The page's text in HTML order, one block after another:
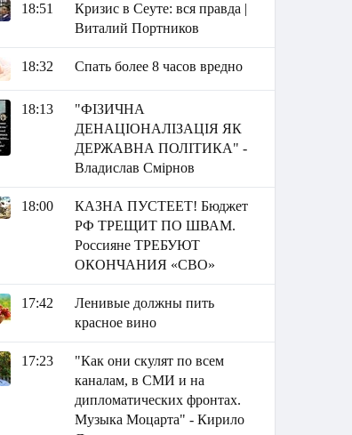
18:51
Кризис в Сеуте: вся правда |
Виталий Портников
18:32 Спать более 8 часов вредно
18:13
"ФІЗИЧНА
ДЕНАЦІОНАЛІЗАЦІЯ ЯК
ДЕРЖАВНА ПОЛІТИКА" -
Владислав Смірнов
18:00
КАЗНА ПУСТЕЕТ! Бюджет
РФ ТРЕЩИТ ПО ШВАМ.
Россияне ТРЕБУЮТ
ОКОНЧАНИЯ «СВО»
17:42
Ленивые должны пить
красное вино
17:23
"Как они скулят по всем
каналам, в СМИ и на
дипломатических фронтах.
Музыка Моцарта" - Кирило